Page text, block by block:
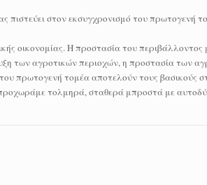
στον εκσυγχρονισμό του πρωτογενή
οικονομίας. Η προστασία του
των αγροτικών περιοχών, η προστασία των
πρωτογενή τομέα αποτελούν τους βασικούς
τολμηρά, σταθερά μπροστά με